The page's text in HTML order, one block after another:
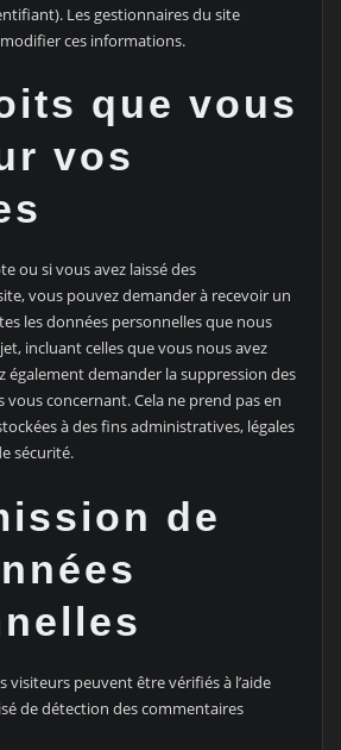
Les gestionnaires du site
ces informations.
que vous
vos
ou si vous avez laissé des
vous pouvez demander à recevoir un
les données personnelles que nous
incluant celles que vous nous avez
également demander la suppression des
concernant. Cela ne prend pas en
à des fins administratives, légales
sécurité.
de
visiteurs peuvent être vérifiés à l’aide
de détection des commentaires